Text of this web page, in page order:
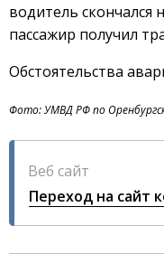
водитель скончался
пассажир получил
Обстоятельства
Фото: УМВД РФ по
Веб сайт
Переход на сайт